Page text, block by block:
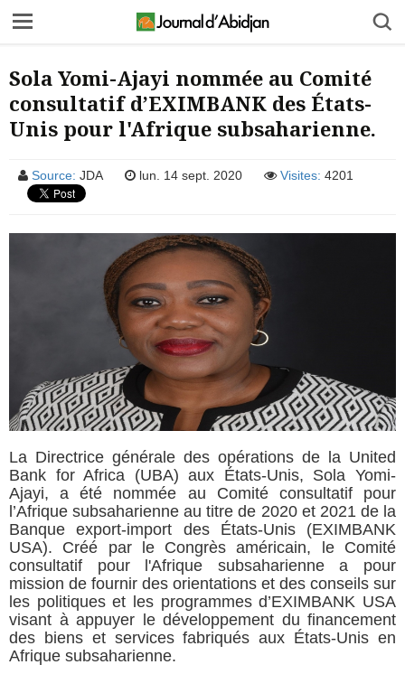
Sola Yomi-Ajayi nommée au Comité
consultatif d’EXIMBANK des États-
Unis pour l'Afrique subsaharienne.
Source: JDA lun. 14 sept. 2020 Visites: 4201
La Directrice générale des opérations de la United
Bank for Africa (UBA) aux États-Unis, Sola Yomi-
Ajayi, a été nommée au Comité consultatif pour
l’Afrique subsaharienne au titre de 2020 et 2021 de la
Banque export-import des États-Unis (EXIMBANK
USA). Créé par le Congrès américain, le Comité
consultatif pour l'Afrique subsaharienne a pour
mission de fournir des orientations et des conseils sur
les politiques et les programmes d’EXIMBANK USA
visant à appuyer le développement du financement
des biens et services fabriqués aux États-Unis en
Afrique subsaharienne.